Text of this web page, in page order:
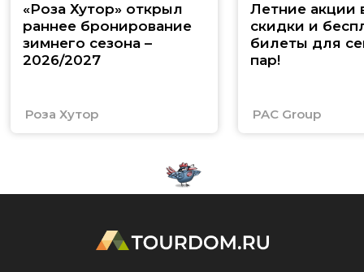
«Роза Хутор» открыл
раннее бронирование
зимнего сезона –
2026/2027
Роза Хутор
Летние акции
скидки и
билеты для
пар!
PAC Group